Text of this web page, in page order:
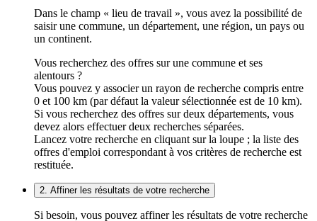
Dans le champ « lieu de travail », vous avez la possibilité de
saisir une commune, un département, une région, un pays ou
un continent.
Vous recherchez des offres sur une commune et ses
alentours ?
Vous pouvez y associer un rayon de recherche compris entre
0 et 100 km (par défaut la valeur sélectionnée est de 10 km).
Si vous recherchez des offres sur deux départements, vous
devez alors effectuer deux recherches séparées.
Lancez votre recherche en cliquant sur la loupe ; la liste des
offres d'emploi correspondant à vos critères de recherche est
restituée.
2. Affiner les résultats de votre recherche
Si besoin, vous pouvez affiner les résultats de votre recherche